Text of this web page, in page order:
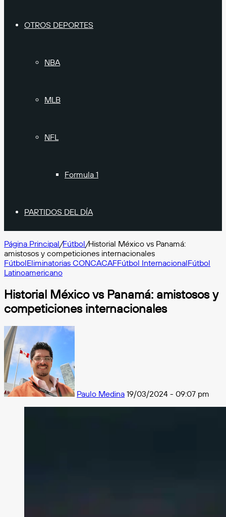
OTROS DEPORTES
NBA
MLB
NFL
Formula 1
PARTIDOS DEL DÍA
Página Principal/Fútbol/Historial México vs Panamá:
amistosos y competiciones internacionales
FútbolEliminatorias CONCACAFFútbol InternacionalFútbol
Latinoamericano
Historial México vs Panamá: amistosos y
competiciones internacionales
Paulo Medina 19/03/2024 - 09:07 pm